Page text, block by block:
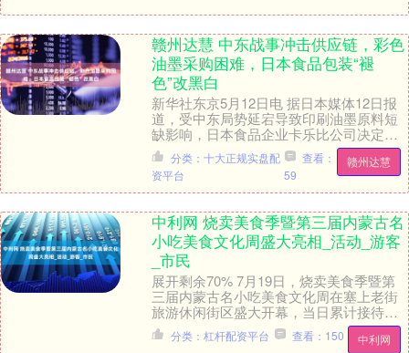
赣州达慧 中东战事冲击供应链，彩色
油墨采购困难，日本食品包装“褪
色”改黑白
新华社东京5月12日电 据日本媒体12日报
道，受中东局势延宕导致印刷油墨原料短
缺影响，日本食品企业卡乐比公司决定，
从5月下旬起将原本使用鲜艳配色设计的14
款畅销....
赣州达慧
分类：十大正规实盘配
资平台
查看：
59
中利网 烧卖美食季暨第三届内蒙古名
小吃美食文化周盛大亮相_活动_游客
_市民
展开剩余70% 7月19日，烧卖美食季暨第
三届内蒙古名小吃美食文化周在塞上老街
旅游休闲街区盛大开幕，当日累计接待市
民游客 12.6万人次。这场集美食、文化与
艺术....
中利网
分类：杠杆配资平台 查看：150